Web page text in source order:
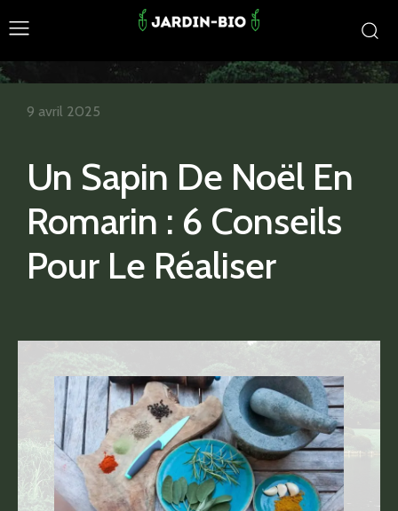
Un Sapin De Noël En
Romarin : 6 Conseils
Pour Le Réaliser
9 avril 2025